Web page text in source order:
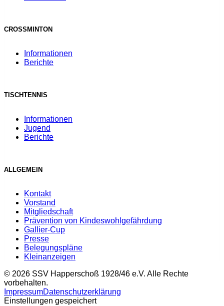
CROSSMINTON
Informationen
Berichte
TISCHTENNIS
Informationen
Jugend
Berichte
ALLGEMEIN
Kontakt
Vorstand
Mitgliedschaft
Prävention von Kindeswohlgefährdung
Gallier-Cup
Presse
Belegungspläne
Kleinanzeigen
© 2026 SSV Happerschoß 1928/46 e.V. Alle Rechte
vorbehalten.
ImpressumDatenschutzerklärung
Einstellungen gespeichert